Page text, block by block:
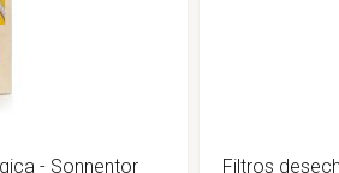
- Sonnentor
Filtros